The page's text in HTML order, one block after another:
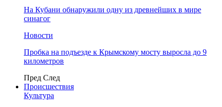
На Кубани обнаружили одну из древнейших в мире
синагог
Новости
Пробка на подъезде к Крымскому мосту выросла до 9
километров
Пред След
Происшествия
Культура